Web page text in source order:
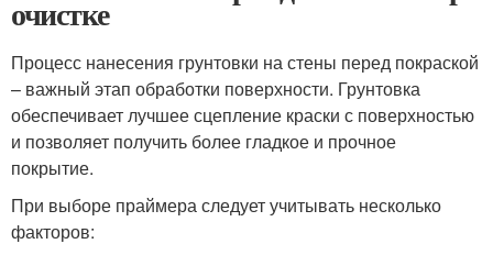
очистке
Процесс нанесения грунтовки на стены перед покраской
– важный этап обработки поверхности. Грунтовка
обеспечивает лучшее сцепление краски с поверхностью
и позволяет получить более гладкое и прочное
покрытие.
При выборе праймера следует учитывать несколько
факторов: